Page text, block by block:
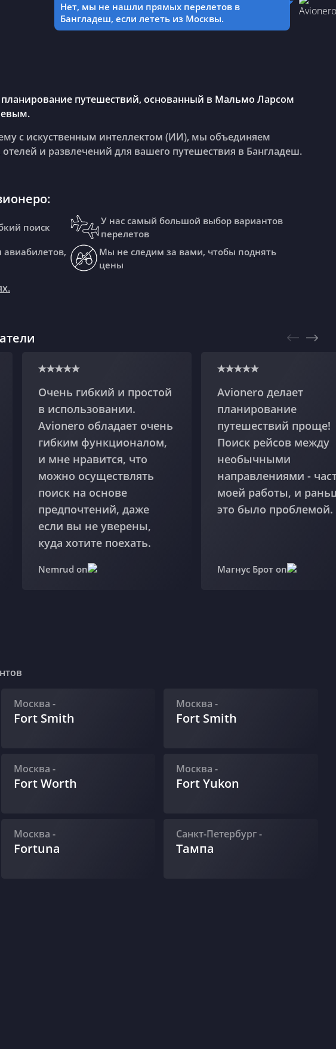
Нет, мы не нашли прямых перелетов в
Бангладеш, если лететь из Москвы.
путешествий, основанный в Мальмо Ларсом
с искуственным интеллектом (ИИ), мы объединяем
и развлечений для вашего путешествия в Бангладеш.
поиск
У нас самый большой выбор вариантов
перелетов
Мы не следим за вами, чтобы поднять
цены
Очень гибкий и простой
в использовании.
Avionero обладает очень
гибким функционалом,
и мне нравится, что
можно осуществлять
поиск на основе
предпочтений, даже
если вы не уверены,
куда хотите поехать.
Nemrud on
Avionero делает
планирование
путешествий проще!
Поиск рейсов между
необычными
направлениями -
моей работы, и
это было проблемой.
Магнус Брот on
Москва -
Fort Smith
Москва -
Fort Smith
Москва -
Fort Worth
Москва -
Fort Yukon
Москва -
Fortuna
Санкт-Петербург-
Тампа